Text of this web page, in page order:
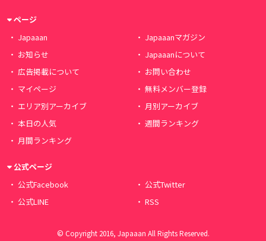
ページ
Japaaan
Japaaanマガジン
お知らせ
Japaaanについて
広告掲載について
お問い合わせ
マイページ
無料メンバー登録
エリア別アーカイブ
月別アーカイブ
本日の人気
週間ランキング
月間ランキング
公式ページ
公式Facebook
公式Twitter
公式LINE
RSS
© Copyright 2016, Japaaan All Rights Reserved.